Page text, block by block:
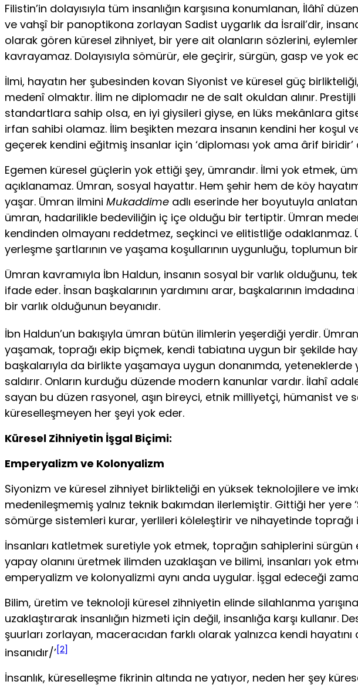
Filistin’in dolayısıyla tüm insanlığın karşısına konum­lanan, İlâhî
ve vahşî bir panoptikona zorlayan Sadist uygarlık da İsrail’dir,
olarak gören küresel zihniyet, bir yere ait olanların sözlerini,
kavrayamaz. Dolayısıyla sömürür, ele geçirir, sürgün, gasp ve yok
İlmi, hayatın her şubesinden kovan Siyonist ve küresel güç
medenî olmaktır. İlim ne diplomadır ne de salt okuldan alınır.
standartlara sahip olsa, en iyi giysileri giyse, en lüks mekânlara
irfan sahibi olamaz. İlim beşikten mezara insanın kendini her
geçerek kendini eğitmiş insanlar için ‘diploması yok ama ârif biridir’
Egemen küresel güçlerin yok ettiği şey, ümrandır. İlmi yok etmek,
açıklanamaz. Ümran, sosyal hayattır. Hem şehir hem de köy
yaşar. Ümran ilmini Mukaddime adlı eserinde her boyutuyla
ümran, hadarilikle bedeviliğin iç içe olduğu bir tertiptir. Ümran
kendinden olmayanı reddetmez, seçkinci ve elitistliğe odaklanmaz.
yerleşme şartlarının ve yaşama koşullarının uygunluğu, toplumun
Ümran kavramıyla İbn Haldun, insanın sosyal bir varlık olduğunu,
ifade eder. İnsan başkalarının yardımını arar, başkalarının
bir varlık olduğunun beyanıdır.
İbn Haldun’un bakışıyla ümran bütün ilimlerin yeşer­diği yerdir.
yaşamak, toprağı ekip biçmek, kendi tabiatına uygun bir şekilde
başkalarıyla da birlikte yaşamaya uygun donanımda, yeteneklerde
saldırır. Onların kurduğu düzende modern kanunlar vardır. İlahî
sayan bu düzen rasyonel, aşın bireyci, etnik milliyetçi, hümanist
küreselleşmeyen her şeyi yok eder.
Küresel Zihniyetin İşgal Biçimi:
Emperyalizm ve Kolonyalizm
Siyonizm ve küresel zihniyet birlikteliği en yüksek tek­nolojilere ve
medenileşmemiş yalnız teknik bakımdan ilerlemiştir. Gittiği her
sömürge sistemleri kurar, yerlileri köleleştirir ve nihayetinde
İnsanları katletmek suretiyle yok etmek, toprağın sa­hiplerini
yapay olanını üret­mek ilimden uzaklaşan ve bilimi, insanları yok
emperyalizm ve kolonyalizmi aynı anda uygular. İşgal edeceği
Bilim, üretim ve teknoloji küresel zihniyetin elinde silahlanma
uzaklaştıra­rak insanlığın hizmeti için değil, insanlığa karşı kullanır.
şuurları zorlayan, maceracıdan farklı olarak yalnızca kendi
insanıdır/’[2]
İnsanlık, küreselleşme fikrinin altında ne yatıyor, neden her şey